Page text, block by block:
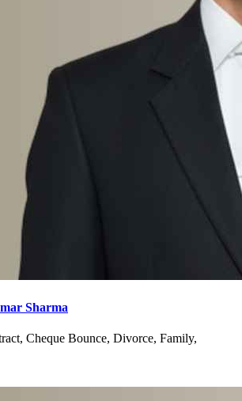
Sharma
Cheque Bounce, Divorce, Family,